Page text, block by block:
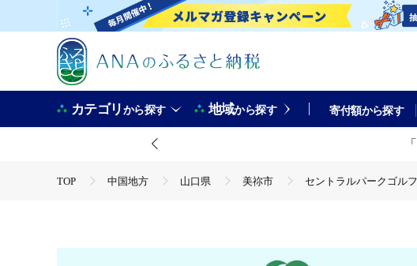
カテゴリから探す 地域から探す 寄付額から探す
TOP 中国地方 山口県 美祢市 セントラルパークゴル